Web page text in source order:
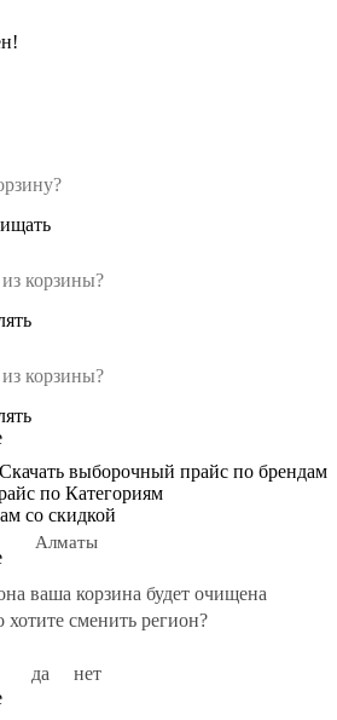
корзины?
корзины?
Скачать выборочный прайс по брендам
по Категориям
со скидкой
Алматы
ваша корзина будет очищена
сменить регион?
да
нет